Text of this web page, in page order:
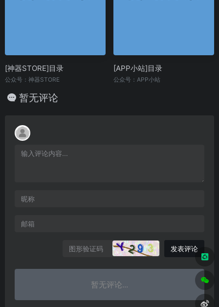
[神器STORE]目录
公众号：神器STORE
[APP小站]目录
公众号：APP小站
暂无评论
发表评论
暂无评论...